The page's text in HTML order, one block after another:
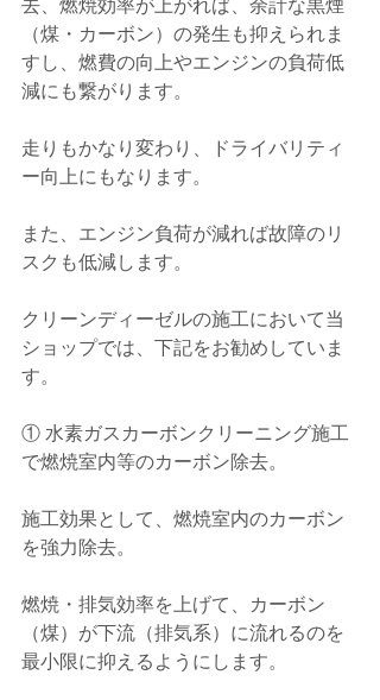
去、燃焼効率が上がれば、余計な黒煙
（煤・カーボン）の発生も抑えられま
すし、燃費の向上やエンジンの負荷低
減にも繋がります。
走りもかなり変わり、ドライバリティ
ー向上にもなります。
また、エンジン負荷が減れば故障のリ
スクも低減します。
クリーンディーゼルの施工において当
ショップでは、下記をお勧めしていま
す。
① 水素ガスカーボンクリーニング施工
で燃焼室内等のカーボン除去。
施工効果として、燃焼室内のカーボン
を強力除去。
燃焼・排気効率を上げて、カーボン
（煤）が下流（排気系）に流れるのを
最小限に抑えるようにします。